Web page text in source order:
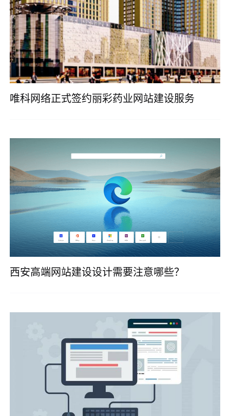
唯科网络正式签约丽彩药业网站建设服务
西安高端网站建设设计需要注意哪些？